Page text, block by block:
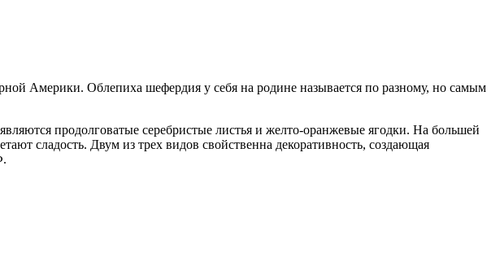
Америки. Облепиха шефердия у себя на родине называется по разному, но самым
продолговатые серебристые листья и желто-оранжевые ягодки. На большей
сладость. Двум из трех видов свойственна декоративность, создающая